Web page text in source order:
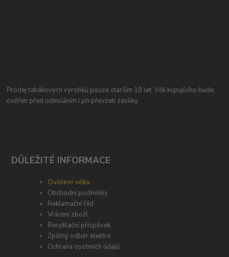
Prodej tabákových výrobků pouze starším 18 let. Věk kupujícího bude
ověřen před odesláním i při převzetí zasilky.
DŮLEŽITÉ INFORMACE
Ověření věku
Obchodní podmínky
Reklamační řád
Vrácení zboží
Recyklační příspěvek
Zpětný odběr elektro
Ochrana osobních údajů